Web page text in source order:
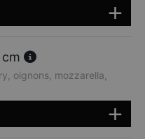
oignons, mozzarella,